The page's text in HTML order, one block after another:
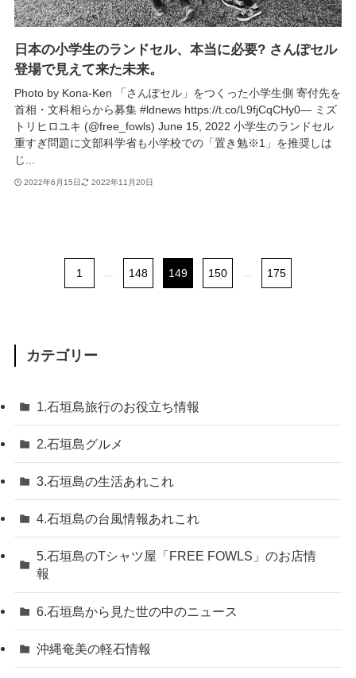
日本の小学生のランドセル、本当に必要? さんぽセル
登場で見えて来た未来。
Photo by Kona-Ken 「さんぽセル」をつくった小学生側 寄付先を
首相・文科相らから募集 #ldnews https://t.co/L9fjCqCHy0— ミズ
トリヒロユキ (@free_fowls) June 15, 2022 小学生のランドセル
重すぎ問題に文部科学省も小学校での「置き勉※1」を推奨しは
じ...
2022年6月15日 2022年11月20日
1 ... 148 149 150 ... 175
カテゴリー
1.石垣島旅行のお役立ち情報
2.石垣島グルメ
3.石垣島の生活あれこれ
4.石垣島の台風情報あれこれ
5.石垣島のTシャツ屋「FREE FOWLS」のお店情
報
6.石垣島から見た世の中のニュース
沖縄奄美の軽石情報